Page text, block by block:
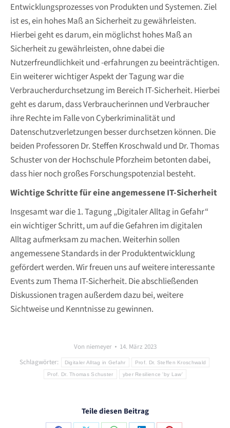
Entwicklungsprozesses von Produkten und Systemen. Ziel
ist es, ein hohes Maß an Sicherheit zu gewährleisten.
Hierbei geht es darum, ein möglichst hohes Maß an
Sicherheit zu gewährleisten, ohne dabei die
Nutzerfreundlichkeit und -erfahrungen zu beeinträchtigen.
Ein weiterer wichtiger Aspekt der Tagung war die
Verbraucherdurchsetzung im Bereich IT-Sicherheit. Hierbei
geht es darum, dass Verbraucherinnen und Verbraucher
ihre Rechte im Falle von Cyberkriminalität und
Datenschutzverletzungen besser durchsetzen können. Die
beiden Professoren Dr. Steffen Kroschwald und Dr. Thomas
Schuster von der Hochschule Pforzheim betonten dabei,
dass hier noch großes Forschungspotenzial besteht.
Wichtige Schritte für eine angemessene IT-Sicherheit
Insgesamt war die 1. Tagung „Digitaler Alltag in Gefahr“
ein wichtiger Schritt, um auf die Gefahren im digitalen
Alltag aufmerksam zu machen. Weiterhin sollen
angemessene Standards in der Produktentwicklung
gefördert werden. Wir freuen uns auf weitere interessante
Events zum Thema IT-Sicherheit. Die abschließenden
Diskussionen tragen außerdem dazu bei, weitere
Sichtweise und Kenntnisse zu gewinnen.
Von niemeyer
14. März 2023
Schlagwörter:
Digitaler Alltag in Gefahr Prof. Dr. Steffen Kroschwald
Prof. Dr. Thomas Schuster yber Resilience 'by Law'
Teile diesen Beitrag